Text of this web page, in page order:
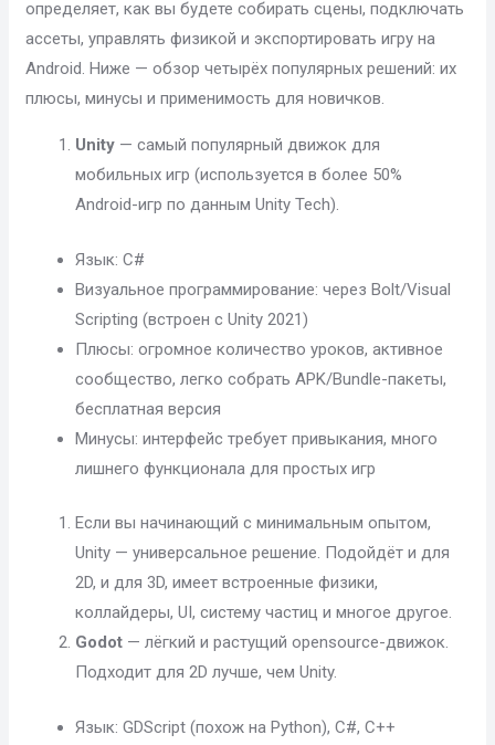
определяет, как вы будете собирать сцены, подключать
ассеты, управлять физикой и экспортировать игру на
Android. Ниже — обзор четырёх популярных решений: их
плюсы, минусы и применимость для новичков.
Unity — самый популярный движок для
мобильных игр (используется в более 50%
Android-игр по данным Unity Tech).
Язык: C#
Визуальное программирование: через Bolt/Visual
Scripting (встроен с Unity 2021)
Плюсы: огромное количество уроков, активное
сообщество, легко собрать APK/Bundle-пакеты,
бесплатная версия
Минусы: интерфейс требует привыкания, много
лишнего функционала для простых игр
Если вы начинающий с минимальным опытом,
Unity — универсальное решение. Подойдёт и для
2D, и для 3D, имеет встроенные физики,
коллайдеры, UI, систему частиц и многое другое.
Godot — лёгкий и растущий opensource-движок.
Подходит для 2D лучше, чем Unity.
Язык: GDScript (похож на Python), C#, C++